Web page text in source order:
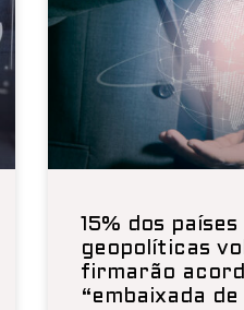
15% dos
geopolíticas
firmarão
“embaixada